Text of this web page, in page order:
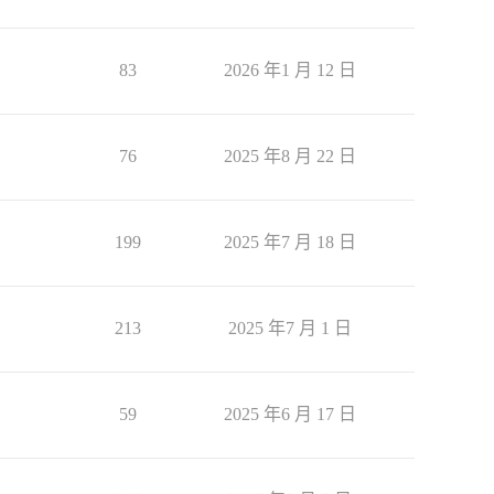
83 2026 年1 月 12 日
76 2025 年8 月 22 日
199 2025 年7 月 18 日
213 2025 年7 月 1 日
59 2025 年6 月 17 日